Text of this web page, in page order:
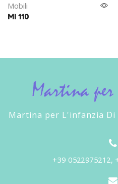
Mobili
MI 110
Martina per L'infanzia Di
+39 0522975212,